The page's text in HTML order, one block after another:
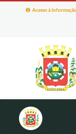
Acesso à